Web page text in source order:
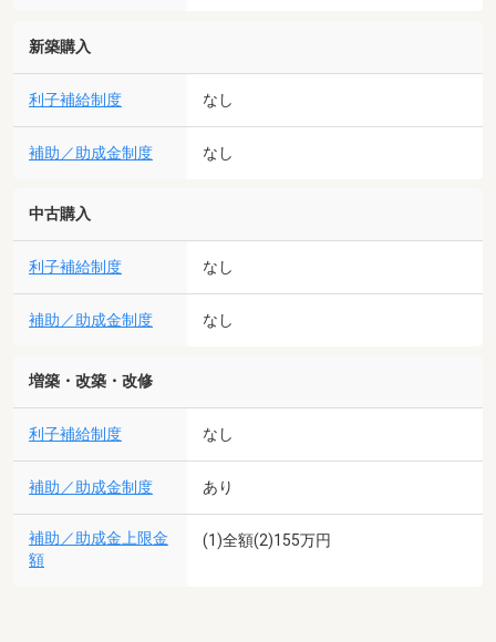
新築購入
利子補給制度 なし
補助／助成金制度 なし
中古購入
利子補給制度 なし
補助／助成金制度 なし
増築・改築・改修
利子補給制度 なし
補助／助成金制度 あり
補助／助成金上限金
額
(1)全額(2)155万円